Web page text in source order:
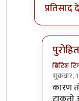
प्रतिसाद
ब्रिटिश
शुक्रवार,
In
कारण